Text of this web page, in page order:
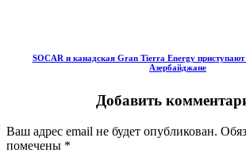
SOCAR и канадская Gran Tierra Energy приступают
Азербайджане
Добавить
Ваш адрес email не будет опубликован.
помечены *